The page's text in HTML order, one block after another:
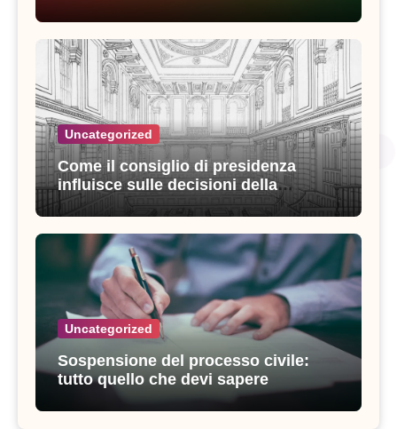
Uncategorized
Come il consiglio di presidenza
influisce sulle decisioni della
giustizia amministrativa
Uncategorized
Sospensione del processo civile:
tutto quello che devi sapere